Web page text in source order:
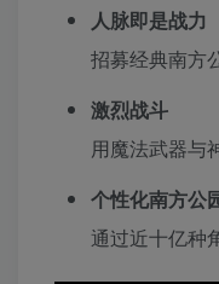
人脉即是战力
招募经典南方
激烈战斗
用魔法武器与
个性化南方公
通过近十亿种